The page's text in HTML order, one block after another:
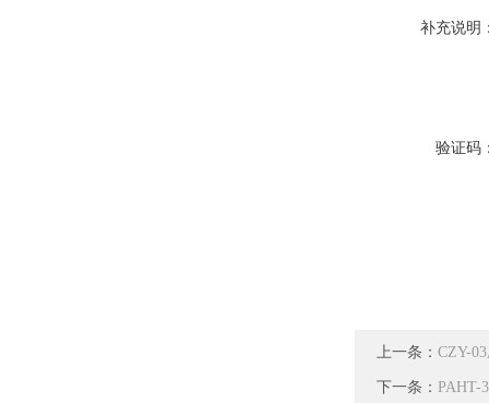
补充说明
验证码
上一条： CZY-
下一条： PAHT-